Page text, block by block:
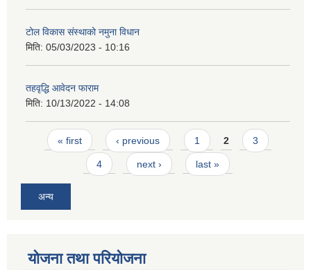
टोल विकास संस्थाको नमुना विधान
मिति: 05/03/2023 - 10:16
तहवृद्धि आवेदन फाराम
मिति: 10/13/2022 - 14:08
Pages
« first ‹ previous 1 2 3
4 next › last »
अन्य
योजना तथा परियोजना